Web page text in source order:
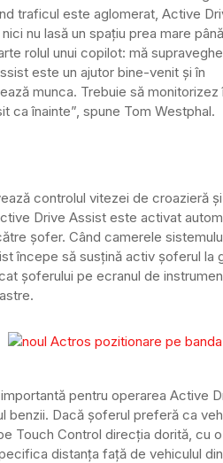
traficul este aglomerat, Active
nu lasă un spațiu prea mare
rolul unui copilot: mă
este un ajutor bine-venit și în
munca. Trebuie să monitorizez
ca înainte”, spune Tom Westphal.
controlul vitezei de croazieră și
Drive Assist este activat
șofer. Când camerele
începe să susțină activ șoferul la
șoferului pe ecranul de
pentru operarea Active
benzii. Dacă șoferul preferă ca
Touch Control direcția dorită, cu o
distanța față de vehiculul